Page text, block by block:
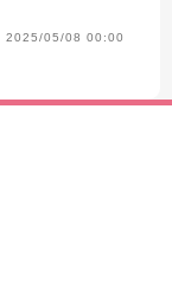
2025/05/08 00:00